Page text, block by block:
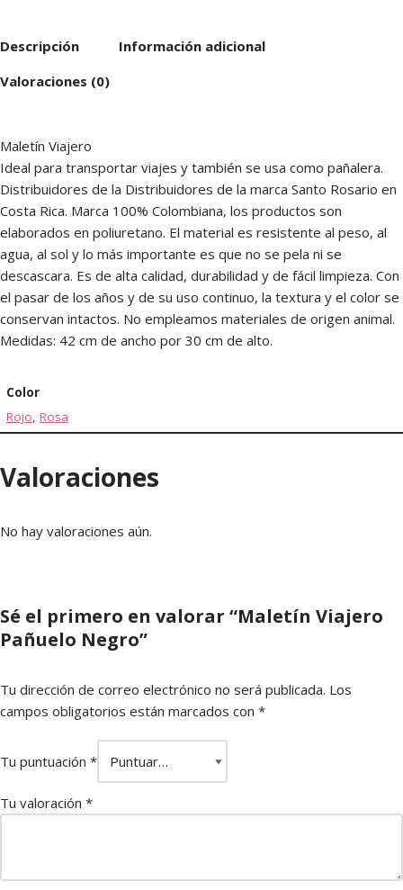
Descripción
Información adicional
Valoraciones (0)
Maletín Viajero
Ideal para transportar viajes y también se usa como pañalera.
Distribuidores de la Distribuidores de la marca Santo Rosario en
Costa Rica. Marca 100% Colombiana, los productos son
elaborados en poliuretano. El material es resistente al peso, al
agua, al sol y lo más importante es que no se pela ni se
descascara. Es de alta calidad, durabilidad y de fácil limpieza. Con
el pasar de los años y de su uso continuo, la textura y el color se
conservan intactos. No empleamos materiales de origen animal.
Medidas: 42 cm de ancho por 30 cm de alto.
Color
Rojo, Rosa
Valoraciones
No hay valoraciones aún.
Sé el primero en valorar “Maletín Viajero
Pañuelo Negro”
Tu dirección de correo electrónico no será publicada. Los
campos obligatorios están marcados con *
Tu puntuación *
Tu valoración *